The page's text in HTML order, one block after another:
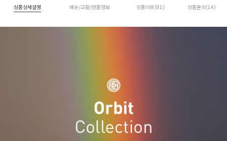
상품상세설명 배송/교환/반품정보 상품리뷰(81) 상품문의(14)